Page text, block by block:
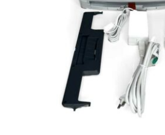
Scanner Fujitsu